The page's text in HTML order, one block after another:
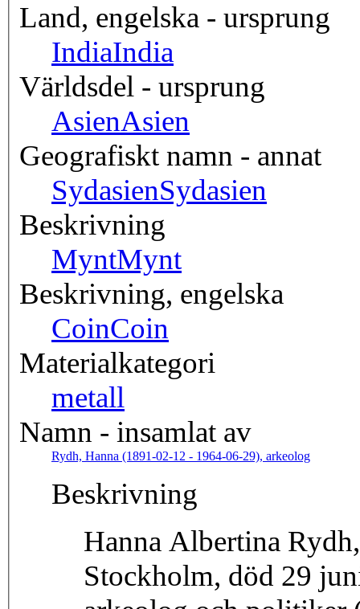
Land, engelska - ursprung
IndiaIndia
Världsdel - ursprung
AsienAsien
Geografiskt namn - annat
SydasienSydasien
Beskrivning
MyntMynt
Beskrivning, engelska
CoinCoin
Materialkategori
metall
Namn - insamlat av
Rydh, Hanna (1891-02-12 - 1964-06-29), arkeolog
Beskrivning
Hanna Albertina
Stockholm, död 29